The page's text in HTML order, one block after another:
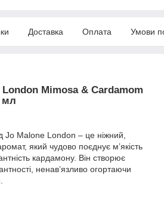
Доставка Оплата Умови
Mimosa & Cardamom
мл
Jo Malone London – це ніжний,
який чудово поєднує м’якість
кардамону. Він створює
ненав’язливо огортаючи